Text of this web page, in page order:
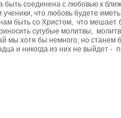
быть соединена с любовью к
что любовь будете
быть со Христом, что мешает
сугубые молитвы,
мы хотя бы немного, но станем
и никогда из них не выйдет -